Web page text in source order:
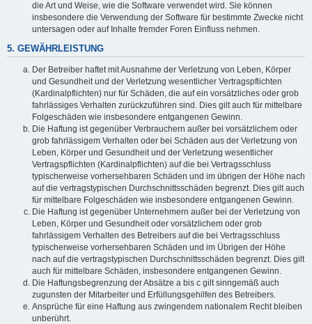
die Art und Weise, wie die Software verwendet wird. Sie können
insbesondere die Verwendung der Software für bestimmte Zwecke nicht
untersagen oder auf Inhalte fremder Foren Einfluss nehmen.
5. GEWÄHRLEISTUNG
Der Betreiber haftet mit Ausnahme der Verletzung von Leben, Körper
und Gesundheit und der Verletzung wesentlicher Vertragspflichten
(Kardinalpflichten) nur für Schäden, die auf ein vorsätzliches oder grob
fahrlässiges Verhalten zurückzuführen sind. Dies gilt auch für mittelbare
Folgeschäden wie insbesondere entgangenen Gewinn.
Die Haftung ist gegenüber Verbrauchern außer bei vorsätzlichem oder
grob fahrlässigem Verhalten oder bei Schäden aus der Verletzung von
Leben, Körper und Gesundheit und der Verletzung wesentlicher
Vertragspflichten (Kardinalpflichten) auf die bei Vertragsschluss
typischerweise vorhersehbaren Schäden und im übrigen der Höhe nach
auf die vertragstypischen Durchschnittsschäden begrenzt. Dies gilt auch
für mittelbare Folgeschäden wie insbesondere entgangenen Gewinn.
Die Haftung ist gegenüber Unternehmern außer bei der Verletzung von
Leben, Körper und Gesundheit oder vorsätzlichem oder grob
fahrlässigem Verhalten des Betreibers auf die bei Vertragsschluss
typischerweise vorhersehbaren Schäden und im Übrigen der Höhe
nach auf die vertragstypischen Durchschnittsschäden begrenzt. Dies gilt
auch für mittelbare Schäden, insbesondere entgangenen Gewinn.
Die Haftungsbegrenzung der Absätze a bis c gilt sinngemäß auch
zugunsten der Mitarbeiter und Erfüllungsgehilfen des Betreibers.
Ansprüche für eine Haftung aus zwingendem nationalem Recht bleiben
unberührt.